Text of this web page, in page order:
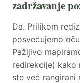
zadržavanje
Da. Prilikom
posvećujemo
Pažljivo
redirekcije) kako
ste već rangirani